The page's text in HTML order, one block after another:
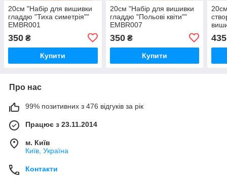
20см "Набір для вишивки
гладдю "Тиха симетрія""
EMBR001
350 ₴
Купити
20см "Набір для вишивки
гладдю "Польові квіти""
EMBR007
350₴
Купити
435
Про нас
99% позитивних з 476 відгуків за рік
Працює з 23.11.2014
м. Київ
Київ, Україна
Контакти